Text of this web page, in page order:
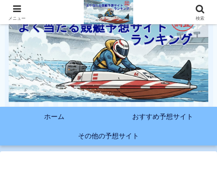
ホーム おすすめ予想サイト
その他の予想サイト
メニュー 検索